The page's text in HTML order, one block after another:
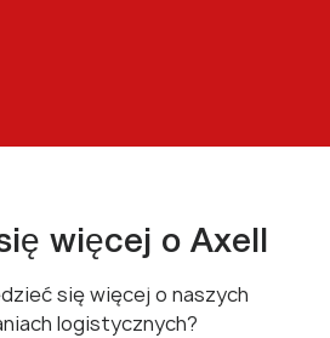
więcej o Axell
się więcej o naszych
logistycznych?